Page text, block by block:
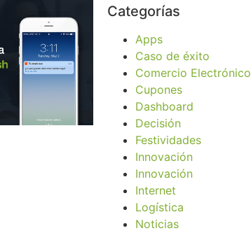
Categorías
Apps
Caso de éxito
Comercio Electrónico
Cupones
Dashboard
Decisión
Festividades
Innovación
Innovación
Internet
Logística
Noticias